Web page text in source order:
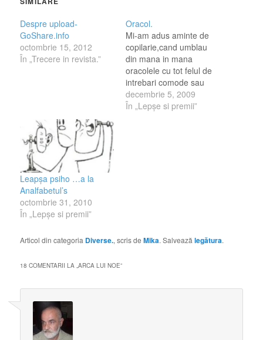
Despre upload-
GoShare.info
octombrie 15, 2012
În „Trecere in revista.”
Oracol.
Mi-am adus aminte de
copilarie,cand umblau
din mana in mana
oracolele cu tot felul de
intrebari comode sau
incomode la acea vreme
. Acum avand 29 de ani
decembrie 5, 2009
În „Lepşe si premii”
Leapșa psiho …a la
Analfabetul’s
octombrie 31, 2010
În „Lepşe si premii”
Articol din categoria Diverse., scris deMika. Salveazălegătura.
18 COMENTARII LA „ARCA LUI NOE”